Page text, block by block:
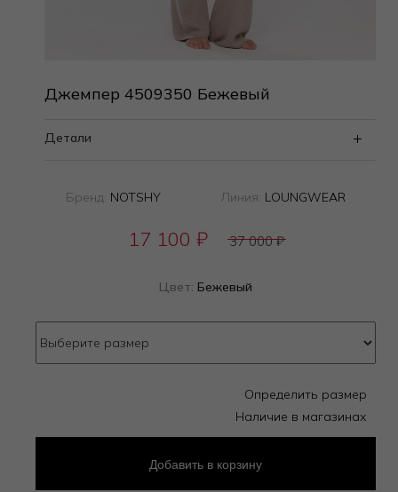
Джемпер 4509350 Бежевый
Детали
Бренд: NOTSHY Линия: LOUNGWEAR
17 100 ₽ 37 000₽
Цвет: Бежевый
Определить размер
Наличие в магазинах
Добавить в корзину